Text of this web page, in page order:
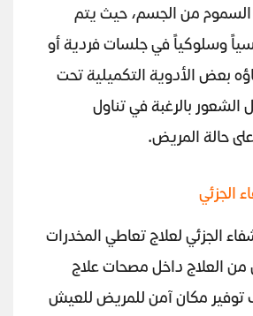
السموم من الجسم، حيث يتم
وسلوكياً في جلسات فردية أو
بعض الأدوية التكميلية تحت
بالرغبة في تناول
حالة المريض.
الجزئي لعلاج تعاطي المخدرات
العلاج داخل مصحات علاج
توفير مكان آمن للمريض للعيش